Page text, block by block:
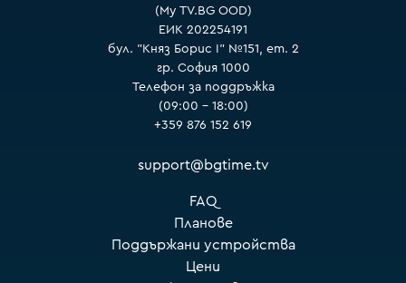
(My TV.BG OOD)
ЕИК 202254191
бул. "Княз Борис I" №151, ет. 2
гр. София 1000
Телефон за поддръжка
(09:00 – 18:00)
+359 876 152 619
support@bgtime.tv
FAQ
Планове
Поддържани устройства
Цени